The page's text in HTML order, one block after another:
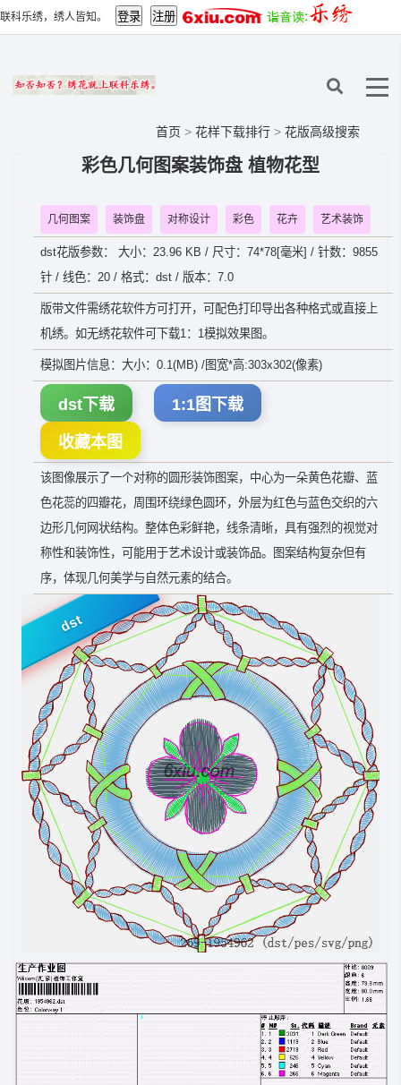
联科乐绣，绣人皆知。
首页 > 花样下载排行 > 花版高级搜索
彩色几何图案装饰盘 植物花型
几何图案 装饰盘 对称设计 彩色 花卉 艺术装饰
dst花版参数： 大小：23.96 KB / 尺寸：74*78[毫米] / 针数：9855
针 / 线色：20 / 格式：dst / 版本：7.0
版带文件需绣花软件方可打开，可配色打印导出各种格式或直接上
机绣。如无绣花软件可下载1：1模拟效果图。
模拟图片信息：大小：0.1(MB) /图宽*高:303x302(像素)
dst下载 1:1图下载
收藏本图
该图像展示了一个对称的圆形装饰图案，中心为一朵黄色花瓣、蓝
色花蕊的四瓣花，周围环绕绿色圆环，外层为红色与蓝色交织的六
边形几何网状结构。整体色彩鲜艳，线条清晰，具有强烈的视觉对
称性和装饰性，可能用于艺术设计或装饰品。图案结构复杂但有
序，体现几何美学与自然元素的结合。
dst